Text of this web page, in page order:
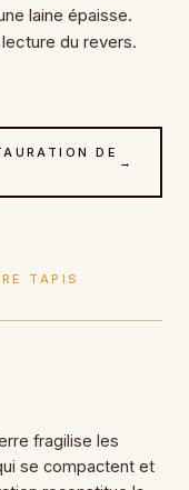
laine épaisse.
du revers.
DE
→
TAPIS
fragilise les
se compactent et